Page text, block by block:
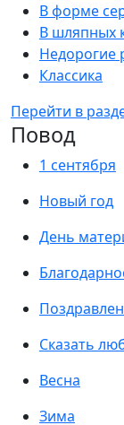
В форме
В шляпных
Недорогие
Классика
Перейти в
Повод
1 сентября
Новый год
День
Сказать
Весна
Зима